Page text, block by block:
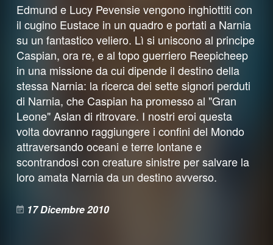
Edmund e Lucy Pevensie vengono inghiottiti con
il cugino Eustace in un quadro e portati a Narnia
su un fantastico veliero. Lì si uniscono al principe
Caspian, ora re, e al topo guerriero Reepicheep
in una missione da cui dipende il destino della
stessa Narnia: la ricerca dei sette signori perduti
di Narnia, che Caspian ha promesso al "Gran
Leone" Aslan di ritrovare. I nostri eroi questa
volta dovranno raggiungere i confini del Mondo
attraversando oceani e terre lontane e
scontrandosi con creature sinistre per salvare la
loro amata Narnia da un destino avverso.
17 Dicembre 2010